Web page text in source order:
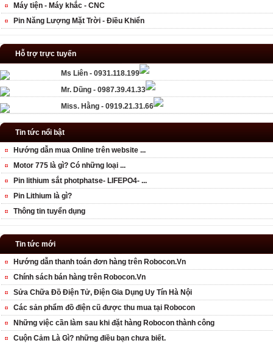
Máy tiện - Máy khắc - CNC
Pin Năng Lượng Mặt Trời - Điều Khiển
Hỗ trợ trực tuyến
Ms Liên - 0931.118.199
Mr. Dũng - 0987.39.41.33
Miss. Hằng - 0919.21.31.66
Tin tức nổi bật
Hướng dẫn mua Online trên website ...
Motor 775 là gì? Có những loại ...
Pin lithium sắt photphatse- LIFEPO4- ...
Pin Lithium là gì?
Thông tin tuyển dụng
Tin tức mới
Hướng dẫn thanh toán đơn hàng trên Robocon.Vn
Chính sách bán hàng trên Robocon.Vn
Sửa Chữa Đồ Điện Tử, Điện Gia Dụng Uy Tín Hà Nội
Các sản phẩm đồ điện cũ được thu mua tại Robocon
Những việc cần làm sau khi đặt hàng Robocon thành công
Cuộn Cảm Là Gì? những điều bạn chưa biết.